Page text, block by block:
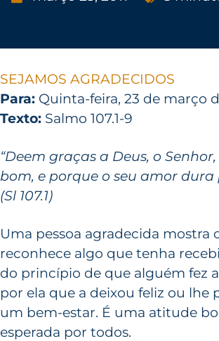
SEJAMOS AGRADECIDOS
Para: Quinta-feira, 23 de março
Texto: Salmo 107.1-9
“Deem graças a Deus, o
bom, e porque o seu amor dura
(Sl 107.1)
Uma pessoa agradecida mostra
reconhece algo que tenha
do princípio de que alguém fez
por ela que a deixou feliz ou lhe
um bem-estar. É uma atitude
esperada por todos.